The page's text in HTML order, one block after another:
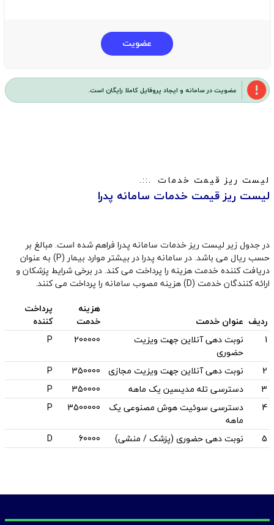
عضویت
عضویت در سامانه و ایجاد پروفایل کاملا رایگان است.
لیست ریز قیمت خدمات
لیست ریز قیمت خدمات سامانه پدرا
در جدول زیر لیست ریز خدمات سامانه پدرا فراهم شده است. مبالغ بر
حسب ریال می باشد. در سامانه پدرا در بیشتر موارد بیمار (P) به عنوان
دریافت کننده خدمت هزینه را پرداخت می کند. در برخی شرایط پزشکان و
ارائه کنندگان خدمت (D) هزینه مصوب سامانه را پرداخت می کنند.
ردیف عنوان خدمت
هزینه
خدمت
پرداخت
کننده
1
نوبت دهی آنلاین جهت ویزیت
حضوری
200000
P
2 نوبت دهی آنلاین جهت ویزیت مجازی 350000
P
3
دسترسی تله مدیسین یک ماهه 350000
P
4
دسترسی سوئیت هوش مصنوعی یک
ماهه
3500000
P
5 نوبت دهی حضوری (پزشک / منشی) 60000
D